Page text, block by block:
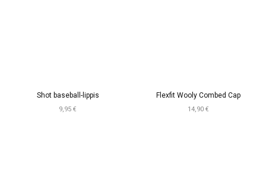
Shot baseball-lippis
9,95 €
Flexfit Wooly Combed Cap
14,90 €